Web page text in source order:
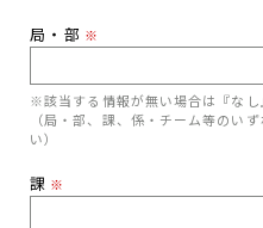
局・部 ※
※該当する情報が無い場合は『なし
（局・部、課、係・チーム等のい
い）
課 ※